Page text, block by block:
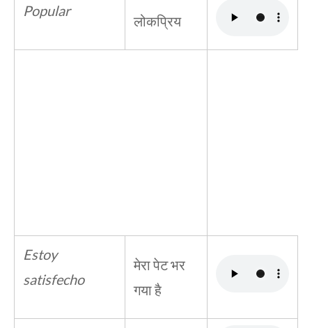
Popular
लोकप्रिय
Estoy
satisfecho
मेरा पेट भर
गया है